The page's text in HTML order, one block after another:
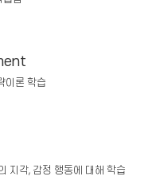
이론 학습
지각, 감정 행동에 대해 학습